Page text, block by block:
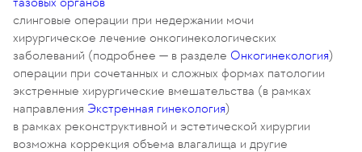
слинговые операции при недержании мочи
хирургическое лечение онкогинекологических
заболеваний (подробнее — в разделе Онкогинекология)
операции при сочетанных и сложных формах патологии
экстренные хирургические вмешательства (в рамках
направления Экстренная гинекология)
в рамках реконструктивной и эстетической хирургии
возможна коррекция объема влагалища и другие